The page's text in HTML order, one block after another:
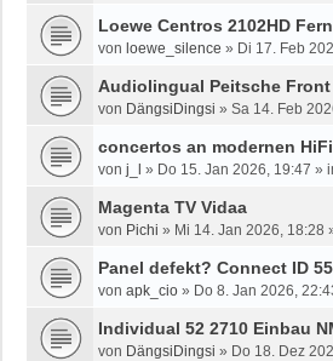
Loewe Centros 2102HD
von loewe_silence » Di 17. Feb
Audiolingual Peitsche Front
von DängsiDingsi » Sa 14. Feb
concertos an modernen
von j_l » Do 15. Jan 2026, 19:47 »
Magenta TV Vidaa
von Pichi » Mi 14. Jan 2026, 18:28
Panel defekt? Connect ID
von apk_cio » Do 8. Jan 2026,
Individual 52 2710 Einbau
von DängsiDingsi » Do 18. Dez